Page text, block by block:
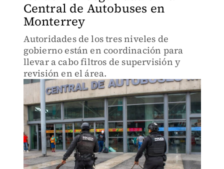
Central de Autobuses en
Monterrey
Autoridades de los tres niveles de
gobierno están en coordinación para
llevar a cabo filtros de supervisión y
revisión en el área.